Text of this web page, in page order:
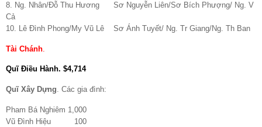
8. Ng. Nhân/Đỗ Thu Hương Sơ Nguyễn Liên/Sơ Bích Phượng/ Ng. V
Cả
10. Lê Đình Phong/My Vũ Lê Sơ Ánh Tuyết/ Ng. Tr Giang/Ng. Th Ban
Tài Chánh
Quĩ Điều Hành. $4,714
Quĩ Xây Dựng . Các gia đình:
Pham Bá Nghiêm 1,000
Vũ Đình Hiệu 100